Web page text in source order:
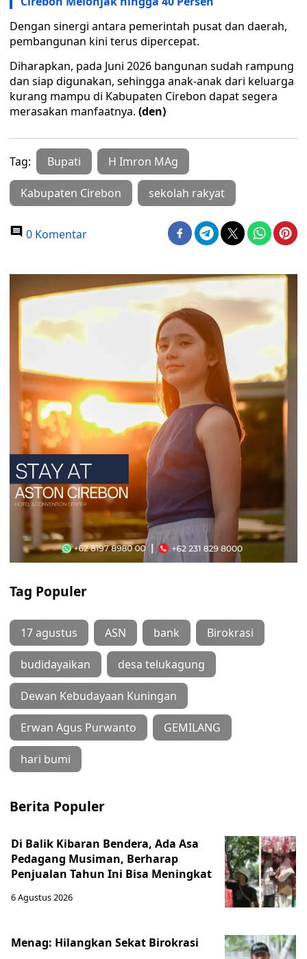
Dengan sinergi antara pemerintah pusat dan daerah,
pembangunan kini terus dipercepat.
Diharapkan, pada Juni 2026 bangunan sudah rampung
dan siap digunakan, sehingga anak-anak dari keluarga
kurang mampu di Kabupaten Cirebon dapat segera
merasakan manfaatnya. (den)
Tag: Bupati H Imron MAg
Kabupaten Cirebon sekolah rakyat
0 Komentar
Tag Populer
17 agustus ASN bank Birokrasi
budidayaikan desa telukagung
Dewan Kebudayaan Kuningan
Erwan Agus Purwanto GEMILANG
hari bumi
Berita Populer
Di Balik Kibaran Bendera, Ada Asa
Pedagang Musiman, Berharap
Penjualan Tahun Ini Bisa Meningkat
6 Agustus 2026
Menag: Hilangkan Sekat Birokrasi